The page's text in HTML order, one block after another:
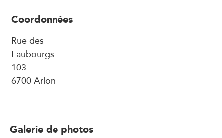
Coordonnées
Rue des
Faubourgs
103
6700 Arlon
Galerie de photos